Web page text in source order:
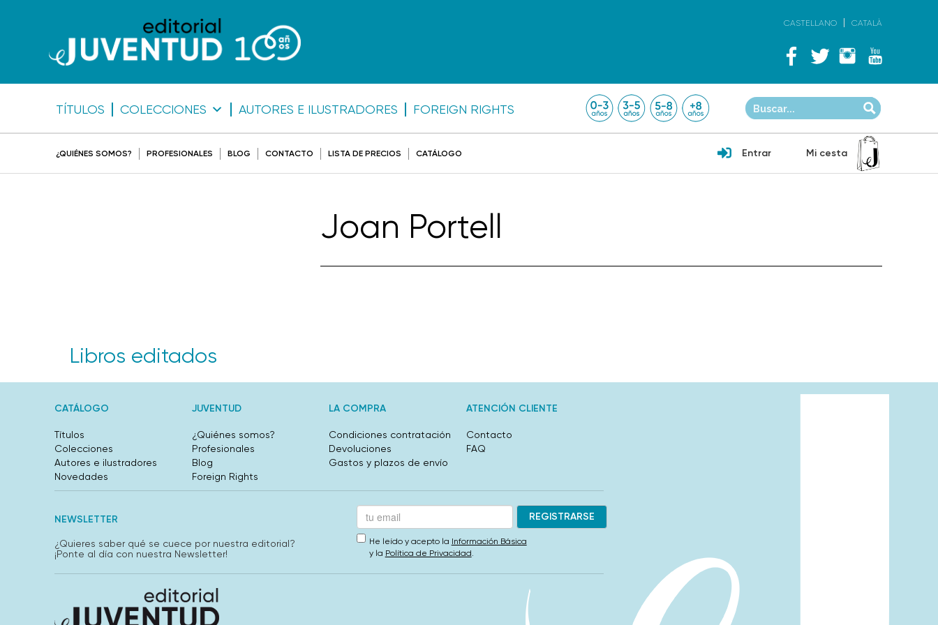
CASTELLANO CATALÀ
TÍTULOS COLECCIONES AUTORES E ILUSTRADORES FOREIGN RIGHTS
¿QUIÉNES SOMOS? PROFESIONALES BLOG CONTACTO LISTA DE PRECIOS CATÁLOGO Entrar Mi cesta
Joan Portell
Libros editados
CATÁLOGO
Títulos
Colecciones
Autores e ilustradores
Novedades
JUVENTUD
¿Quiénes somos?
Profesionales
Blog
Foreign Rights
LA COMPRA
Condiciones contratación
Devoluciones
Gastos y plazos de envío
ATENCIÓN CLIENTE
Contacto
FAQ
NEWSLETTER
¿Quieres saber qué se cuece por nuestra editorial?
¡Ponte al día con nuestra Newsletter!
He leído y acepto la Información Básica
y la Política de Privacidad.